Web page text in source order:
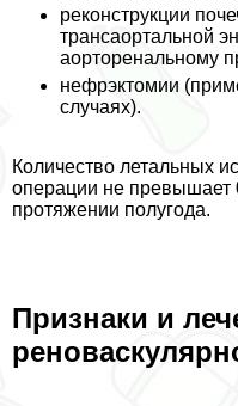
реконструкции
трaнcаортальной
аорторенальному
нефрэктомии
случаях).
Количество летальных
операции не превышает
протяжении полугода.
Признаки и